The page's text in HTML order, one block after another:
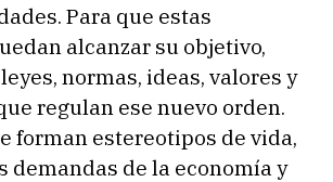
Para que estas
alcanzar su objetivo,
normas, ideas, valores y
regulan ese nuevo orden.
forman estereotipos de vida,
demandas de la economía y